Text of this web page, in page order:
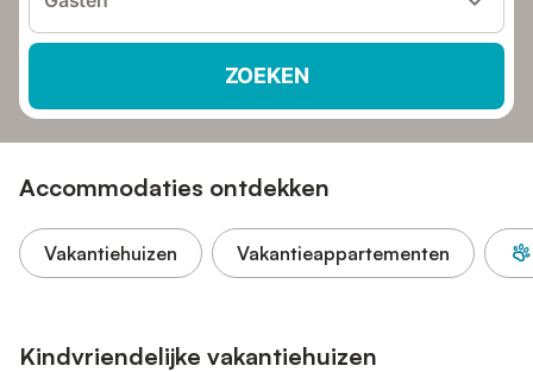
ZOEKEN
Accommodaties ontdekken
Vakantiehuizen Vakantieappartementen
Kindvriendelijke vakantiehuizen